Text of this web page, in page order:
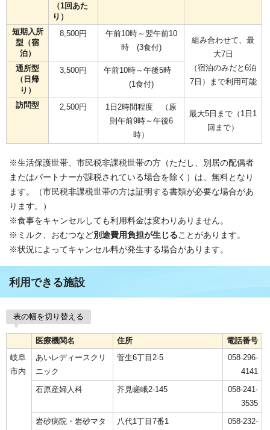
（1回あた
り）
短期入所
型（宿
泊）
8,500円
午前10時～翌午前10
時 (3食付)
組み合わせて、最
大7日
（宿泊のみだと6泊
7日）まで利用可能
通所型
（日帰
り）
3,500円
午前10時～午後5時
(1食付)
訪問型 2,500円
1日2時間程度 （原
則午前9時～午後6
時）
最大5日まで（1日1
回まで）
※生活保護世帯、市民税非課税世帯の方（ただし、別居の配偶者
またはパートナーが課税されている場合を除く）は、無料となり
ます。（市民税非課税世帯の方は証明する書類が必要な場合があ
ります。）
※食事をキャンセルしても利用料金は変わりありません。
※ミルク、おむつなど別途費用負担が生じる ことがあります。
※状況によってキャンセル料が発生する場合があります。
利用できる施設
表の幅を切り替える
医療機関名 住所
電話番号
岐阜
市内
あいレディースクリ
ニック
菅生6丁目2-5
058-296-
4141
石原産婦人科
芥見嵯峨2-145
058-241-
3535
岩砂病院・岩砂マタ
八代1丁目7番1
058-232-